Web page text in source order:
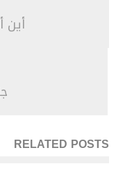
أين
RELATED POSTS